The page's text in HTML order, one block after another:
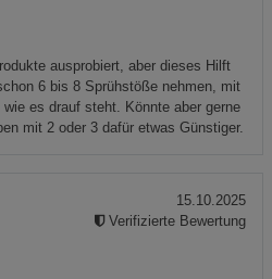
ausprobiert, aber dieses Hilft
6 bis 8 Sprühstöße nehmen, mit
es drauf steht. Könnte aber gerne
mit 2 oder 3 dafür etwas Günstiger.
15.10.2025
Verifizierte Bewertung